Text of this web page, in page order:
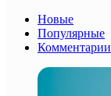
Новые
Популярные
Комментарии